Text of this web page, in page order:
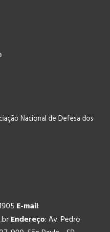
Nacional de Defesa dos
E-mail:
Endereço: Av. Pedro